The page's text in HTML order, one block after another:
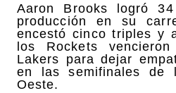
Aaron Brooks logró
producción en su
encestó cinco triples y
los Rockets
Lakers para dejar
en las semifinales de
Oeste.